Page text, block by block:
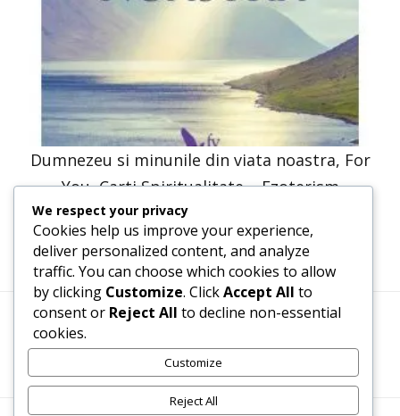
Dumnezeu si minunile din viata noastra, For
You, Carti Spiritualitate – Ezoterism
30,66lei
Termeni, Condiții & Protecția Datelor (GDPR)
We respect your privacy
Cookies help us improve your experience,
deliver personalized content, and analyze
traffic. You can choose which cookies to allow
by clicking Customize. ClickAccept All to
consent or Reject All to decline non-essential
cookies.
Customize
Reject All